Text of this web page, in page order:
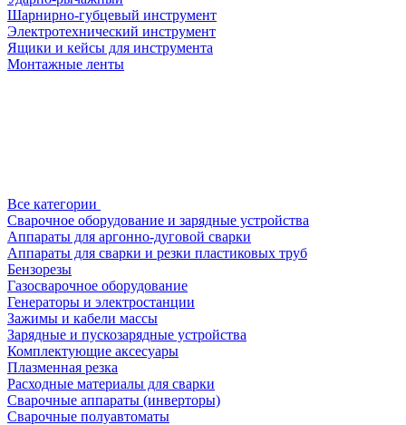
Шарнирно-губцевый инструмент
Электротехнический инструмент
Ящики и кейсы для инструмента
Монтажные ленты
Все категории
Сварочное оборудование и зарядные устройства
Аппараты для аргонно-дуговой сварки
Аппараты для сварки и резки пластиковых труб
Бензорезы
Газосварочное оборудование
Генераторы и электростанции
Зажимы и кабели массы
Зарядные и пускозарядные устройства
Комплектующие аксесуары
Плазменная резка
Расходные материалы для сварки
Сварочные аппараты (инверторы)
Сварочные полуавтоматы